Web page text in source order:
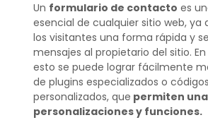
Un formulario de contacto es
esencial de cualquier sitio web, ya
los visitantes una forma rápida y
mensajes al propietario del sitio. En
esto se puede lograr fácilmente
de plugins especializados o códigos
personalizados, que permiten
personalizaciones y funciones.